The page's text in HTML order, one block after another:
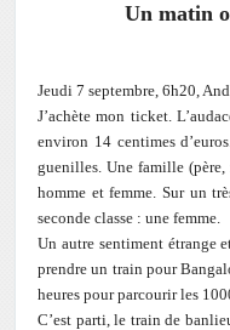
Un matin
Jeudi 7 septembre, 6h20,
J’achète mon ticket.
environ 14 centimes
guenilles. Une famille
homme et femme. Sur un
seconde classe : une femme.
Un autre sentiment étrange
prendre un train pour
heures pour parcourir les
C’est parti, le train de